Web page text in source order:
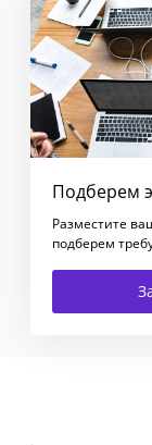
Подберем
Разместите
подберем